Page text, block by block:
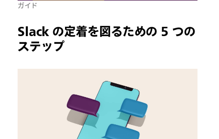
ガイド
Slack の定着を図るための 5 つの
ステップ